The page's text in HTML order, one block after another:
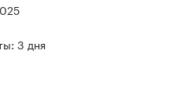
3 дня